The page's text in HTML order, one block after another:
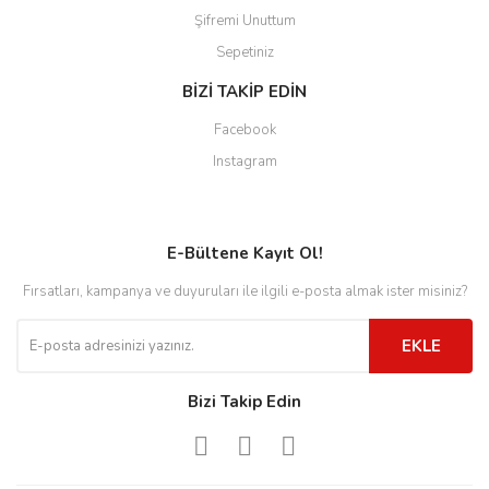
Şifremi Unuttum
Sepetiniz
BİZİ TAKİP EDİN
Facebook
Instagram
E-Bültene Kayıt Ol!
Fırsatları, kampanya ve duyuruları ile ilgili e-posta almak ister misiniz?
EKLE
Bizi Takip Edin